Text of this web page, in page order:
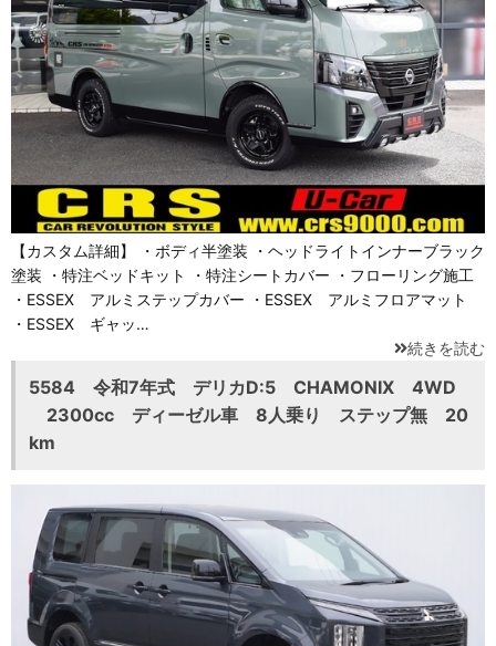
【カスタム詳細】 ・ボディ半塗装 ・ヘッドライトインナーブラック
塗装 ・特注ベッドキット ・特注シートカバー ・フローリング施工
・ESSEX アルミステップカバー ・ESSEX アルミフロアマット
・ESSEX ギャッ…
続きを読む
5584 令和7年式 デリカD:5 CHAMONIX 4WD
2300cc ディーゼル車 8人乗り ステップ無 20
km